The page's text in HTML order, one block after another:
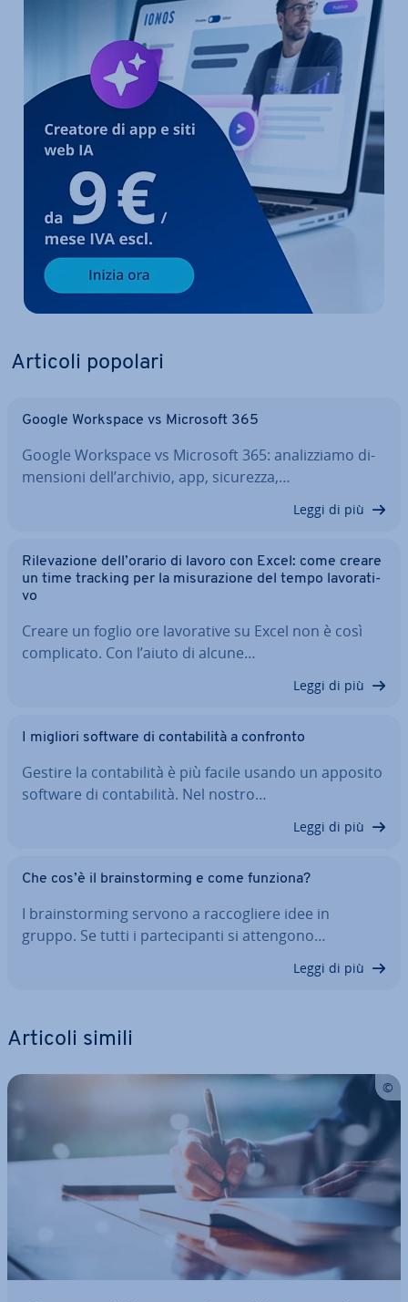
Articoli popolari
Google Workspace vs Microsoft 365
Google Workspace vs Microsoft 365: ana­liz­zia­mo di­
men­sio­ni dell’archivio, app, sicurezza,…
Leggi di più
Ri­le­va­zio­ne dell’orario di lavoro con Excel: come creare
un time tracking per la mi­su­ra­zio­ne del tempo la­vo­ra­ti­
vo
Creare un foglio ore la­vo­ra­ti­ve su Excel non è così
com­pli­ca­to. Con l’aiuto di alcune…
Leggi di più
I migliori software di con­ta­bi­li­tà a confronto
Gestire la con­ta­bi­li­tà è più facile usando un apposito
software di con­ta­bi­li­tà. Nel nostro…
Leggi di più
Che cos’è il brain­stor­ming e come funziona?
I brain­stor­ming servono a rac­co­glie­re idee in
gruppo. Se tutti i par­te­ci­pan­ti si attengono…
Leggi di più
Articoli simili